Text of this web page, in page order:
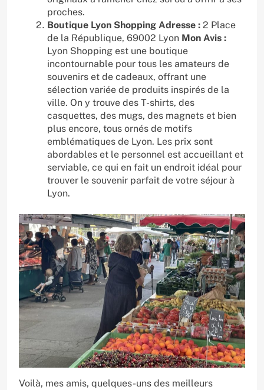
proches.
Boutique Lyon Shopping Adresse : 2 Place
de la République, 69002 Lyon Mon Avis :
Lyon Shopping est une boutique
incontournable pour tous les amateurs de
souvenirs et de cadeaux, offrant une
sélection variée de produits inspirés de la
ville. On y trouve des T-shirts, des
casquettes, des mugs, des magnets et bien
plus encore, tous ornés de motifs
emblématiques de Lyon. Les prix sont
abordables et le personnel est accueillant et
serviable, ce qui en fait un endroit idéal pour
trouver le souvenir parfait de votre séjour à
Lyon.
Voilà, mes amis, quelques-uns des meilleurs